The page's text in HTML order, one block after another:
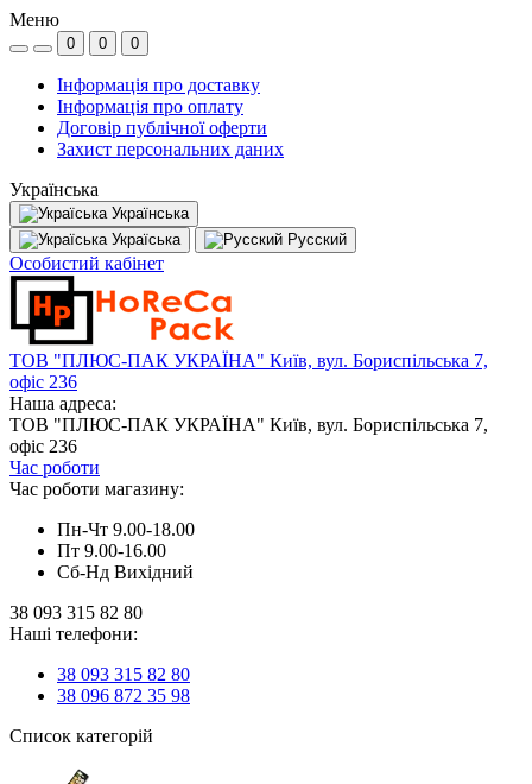
Меню
0 0 0
Інформація про доставку
Інформація про оплату
Договір публічної оферти
Захист персональних даних
Українська
Українська
Україська
Русский
Особистий кабінет
ТОВ "ПЛЮС-ПАК УКРАЇНА" Київ, вул. Бориспільська 7,
офіс 236
Наша адреса:
ТОВ "ПЛЮС-ПАК УКРАЇНА" Київ, вул. Бориспільська 7,
офіс 236
Час роботи
Час роботи магазину:
Пн-Чт 9.00-18.00
Пт 9.00-16.00
Сб-Нд Вихідний
38 093 315 82 80
Наші телефони:
38 093 315 82 80
38 096 872 35 98
Список категорій